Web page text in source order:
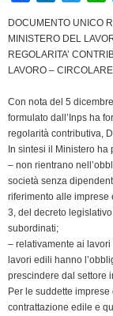
c
e
b
o
k
n
k
e
I
n
i
t
t
r
a
t
s
p
p
DOCUMENTO UNICO
MINISTERO DEL
REGOLARITA’
LAVORO –
Con nota del 5
formulato dall’Inps ha
regolarità contributiva,
In sintesi il Ministero ha
– non rientrano
società senza
riferimento alle
3, del decreto
subordinati;
– relativamente ai
lavori edili hanno
prescindere dal settore
Per le suddette
contrattazione edile e